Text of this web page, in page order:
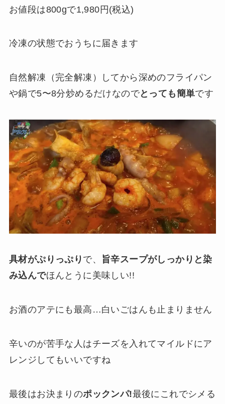
お値段は800gで1,980円(税込)
冷凍の状態でおうちに届きます
自然解凍（完全解凍）してから深めのフライパン
や鍋で5〜8分炒めるだけなのでとっても簡単です
具材がぷりっぷり で、
旨辛スープがしっかりと染
み込んでほんとうに美味しい!!
お酒のアテにも最高…白いごはんも止まりません
辛いのが苦手な人はチーズを入れてマイルドにア
レンジしてもいいですね
最後はお決まりのポックンパ!最後にこれでシメる